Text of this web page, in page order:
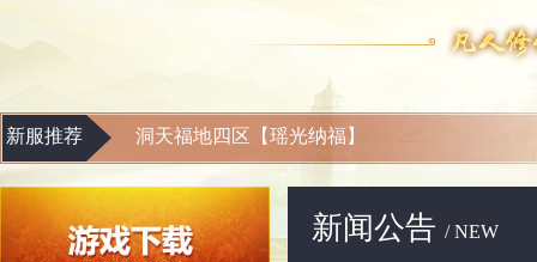
新服推荐 洞天福地四区【瑶光纳福】
新闻公告 / NEW